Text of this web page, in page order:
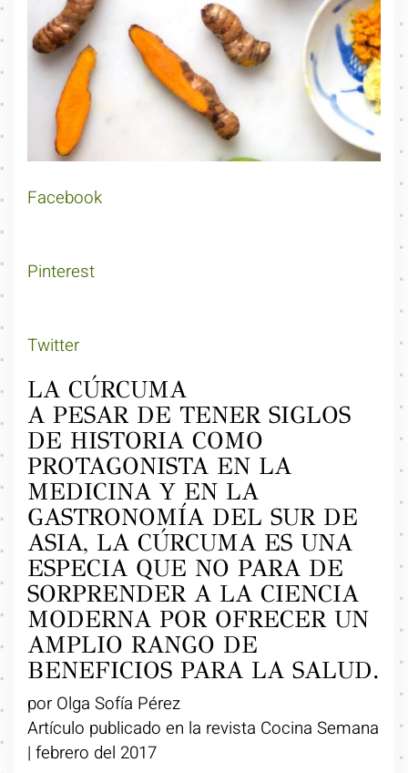
Facebook
Pinterest
Twitter
LA CÚRCUMA
A PESAR DE TENER SIGLOS
DE HISTORIA COMO
PROTAGONISTA EN LA
MEDICINA Y EN LA
GASTRONOMÍA DEL SUR DE
ASIA, LA CÚRCUMA ES UNA
ESPECIA QUE NO PARA DE
SORPRENDER A LA CIENCIA
MODERNA POR OFRECER UN
AMPLIO RANGO DE
BENEFICIOS PARA LA SALUD.
por Olga Sofía Pérez
Artículo publicado en la revista Cocina Semana
| febrero del 2017